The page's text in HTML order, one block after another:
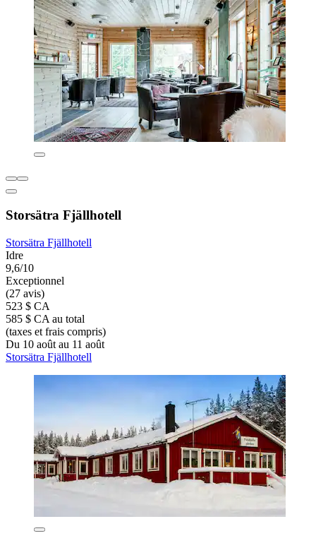
Storsätra Fjällhotell
Storsätra Fjällhotell
Idre
9,6/10
Exceptionnel
(27 avis)
523 $ CA
585 $ CA au total
(taxes et frais compris)
Du 10 août au 11 août
Storsätra Fjällhotell